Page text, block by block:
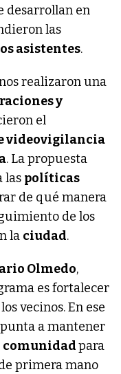
desarrollan en
las
asistentes.
realizaron una
y
el
videovigilancia
. La propuesta
las políticas
de qué manera
de los
la ciudad.
Olmedo,
es fortalecer
vecinos. En ese
a mantener
comunidadpara
primera mano